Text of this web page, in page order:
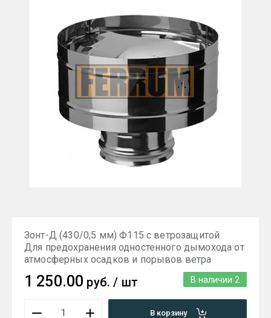
Зонт-Д (430/0,5 мм) Ф115 с ветрозащитой
Для предохранения одностенного дымохода от
атмосферных осадков и порывов ветра
В наличии 2
1 250.00 руб. / шт
В корзину